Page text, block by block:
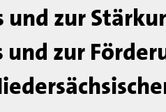
und zur
zur